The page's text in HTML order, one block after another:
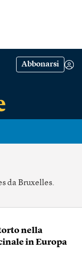
Abbonarsi
da Bruxelles.
nella
in Europa